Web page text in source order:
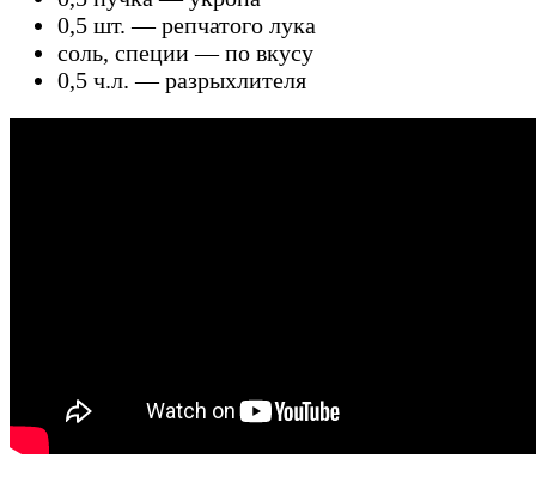
0,5 шт. — репчатого лука
соль, специи — по вкусу
0,5 ч.л. — разрыхлителя